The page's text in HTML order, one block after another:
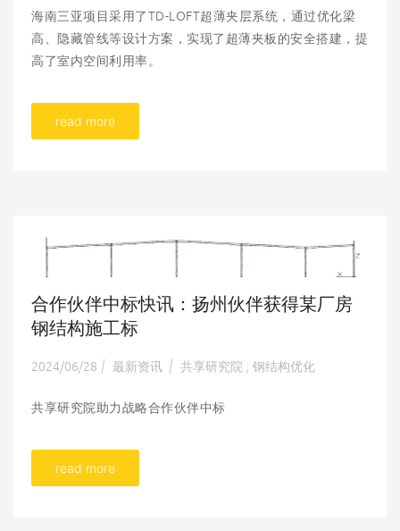
海南三亚项目采用了TD-LOFT超薄夹层系统，通过优化梁
高、隐藏管线等设计方案，实现了超薄夹板的安全搭建，提
高了室内空间利用率。
read more
合作伙伴中标快讯：扬州伙伴获得某厂房
钢结构施工标
2024/06/28 | 最新资讯 | 共享研究院 钢结构优化
共享研究院助力战略合作伙伴中标
read more